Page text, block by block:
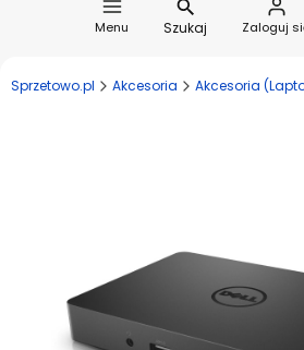
Menu Szukaj Zaloguj
Sprzetowo.pl Akcesoria Akcesoria